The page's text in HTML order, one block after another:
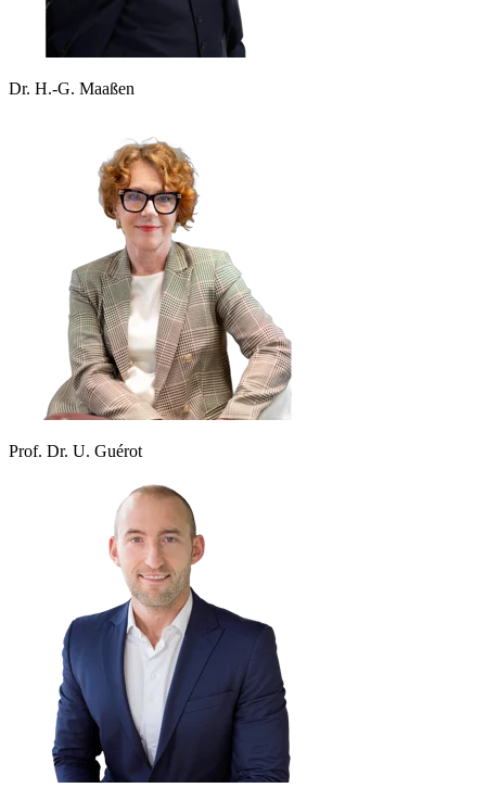
Dr. H.-G. Maaßen
Prof. Dr. U. Guérot